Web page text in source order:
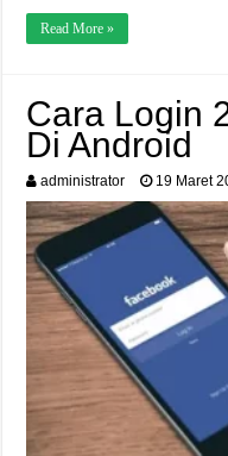
Read More »
Cara Login
Di Android
administrator 19 Maret